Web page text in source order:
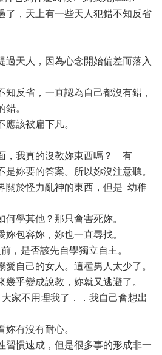
了，天上有一些天人犯錯不知反省
過天人，因為心念開始偏差而落入
知反省，一直認為自己都沒有錯，
。
應該被扁下凡。
，我真的沒教妳東西嗎？ 有
是妳要的答案。所以妳沒注意聽。
關於怪力亂神的東西，但是 幼稚
學其他？那只會害死妳。
包容妳，妳也一直尋找。
，是否該先自學獨立自主。
自己的女人。這種男人太少了。
幾乎變成說教，妳就又逃避了。
家不用理我了．．我自己會想出
有沒有耐心。
習慣速成，但是很多事的形成非一